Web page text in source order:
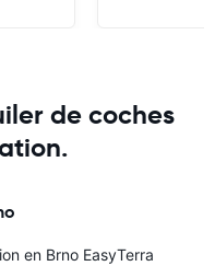
de coches
en Brno EasyTerra